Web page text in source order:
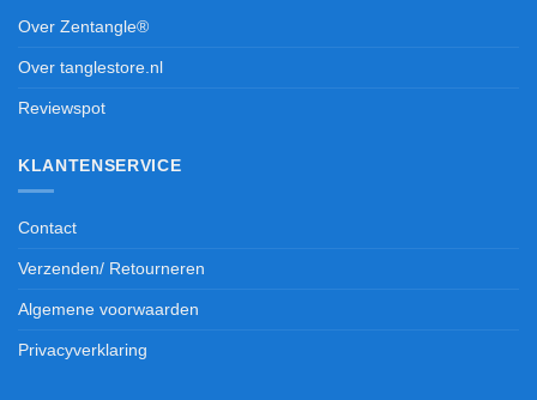
Over Zentangle®
Over tanglestore.nl
Reviewspot
KLANTENSERVICE
Contact
Verzenden/ Retourneren
Algemene voorwaarden
Privacyverklaring